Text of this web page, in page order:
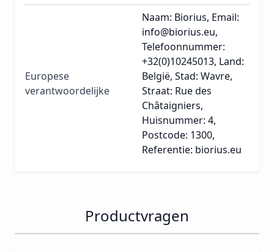
Europese
verantwoordelijke
Naam: Biorius, Email:
info@biorius.eu,
Telefoonnummer:
+32(0)10245013, Land:
België, Stad: Wavre,
Straat: Rue des
Châtaigniers,
Huisnummer: 4,
Postcode: 1300,
Referentie: biorius.eu
Productvragen